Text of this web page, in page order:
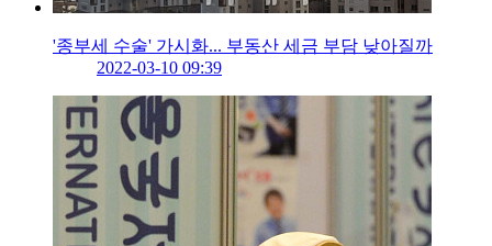
'종부세 수술' 가시화... 부동산 세금 부담 낮아질까
2022-03-10 09:39